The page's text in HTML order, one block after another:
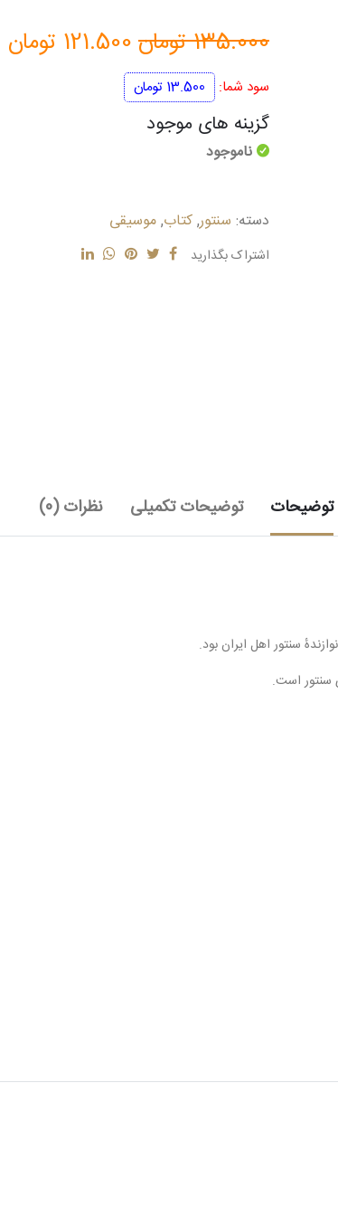
135.000تومانقیمت
اصلی
121.500 تومان
سود شما: 13.500 تومان
گزینه های موجود
ناموجود
دسته: سنتور,کتاب,موسیقی
اشتراک بگذارید
توضیحات توضیحات تکمیلی نظرات (0)
سنتور است.